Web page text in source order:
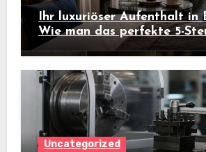
Ihr luxuriöser Aufenthalt in
Wie man das perfekte 5-
auswählt
Uncategorized